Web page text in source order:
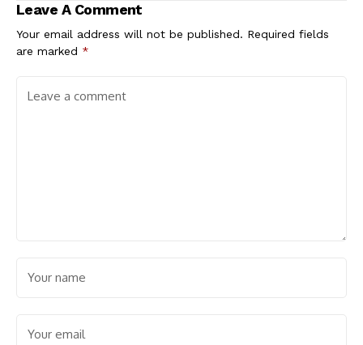
Leave A Comment
Your email address will not be published. Required fields
are marked *